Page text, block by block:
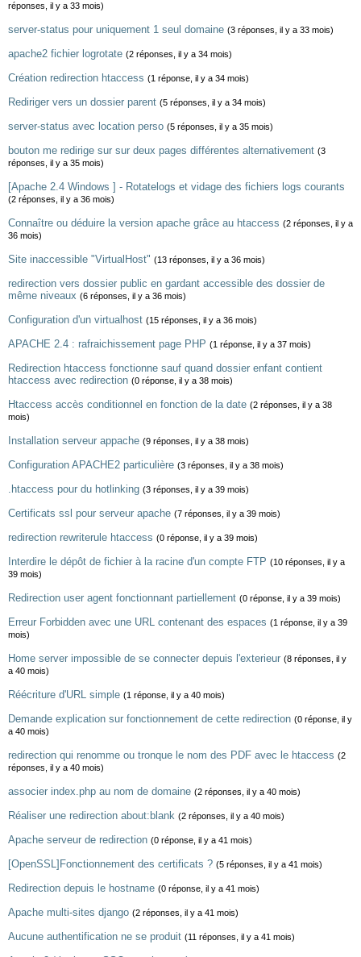
réponses, il y a 33 mois)
server-status pour uniquement 1 seul domaine (3 réponses, il y a 33 mois)
apache2 fichier logrotate (2 réponses, il y a 34 mois)
Création redirection htaccess (1 réponse, il y a 34 mois)
Rediriger vers un dossier parent (5 réponses, il y a 34 mois)
server-status avec location perso (5 réponses, il y a 35 mois)
bouton me redirige sur sur deux pages différentes alternativement (3
réponses, il y a 35 mois)
[Apache 2.4 Windows ] - Rotatelogs et vidage des fichiers logs courants
(2 réponses, il y a 36 mois)
Connaître ou déduire la version apache grâce au htaccess (2 réponses, il y a
36 mois)
Site inaccessible "VirtualHost" (13 réponses, il y a 36 mois)
redirection vers dossier public en gardant accessible des dossier de
même niveaux (6 réponses, il y a 36 mois)
Configuration d'un virtualhost (15 réponses, il y a 36 mois)
APACHE 2.4 : rafraichissement page PHP (1 réponse, il y a 37 mois)
Redirection htaccess fonctionne sauf quand dossier enfant contient
htaccess avec redirection (0 réponse, il y a 38 mois)
Htaccess accès conditionnel en fonction de la date (2 réponses, il y a 38
mois)
Installation serveur appache (9 réponses, il y a 38 mois)
Configuration APACHE2 particulière (3 réponses, il y a 38 mois)
.htaccess pour du hotlinking (3 réponses, il y a 39 mois)
Certificats ssl pour serveur apache (7 réponses, il y a 39 mois)
redirection rewriterule htaccess (0 réponse, il y a 39 mois)
Interdire le dépôt de fichier à la racine d'un compte FTP (10 réponses, il y a
39 mois)
Redirection user agent fonctionnant partiellement (0 réponse, il y a 39 mois)
Erreur Forbidden avec une URL contenant des espaces (1 réponse, il y a 39
mois)
Home server impossible de se connecter depuis l'exterieur (8 réponses, il y
a 40 mois)
Réécriture d'URL simple (1 réponse, il y a 40 mois)
Demande explication sur fonctionnement de cette redirection (0 réponse, il y
a 40 mois)
redirection qui renomme ou tronque le nom des PDF avec le htaccess (2
réponses, il y a 40 mois)
associer index.php au nom de domaine (2 réponses, il y a 40 mois)
Réaliser une redirection about:blank (2 réponses, il y a 40 mois)
Apache serveur de redirection (0 réponse, il y a 41 mois)
[OpenSSL]Fonctionnement des certificats ? (5 réponses, il y a 41 mois)
Redirection depuis le hostname (0 réponse, il y a 41 mois)
Apache multi-sites django (2 réponses, il y a 41 mois)
Aucune authentification ne se produit (11 réponses, il y a 41 mois)